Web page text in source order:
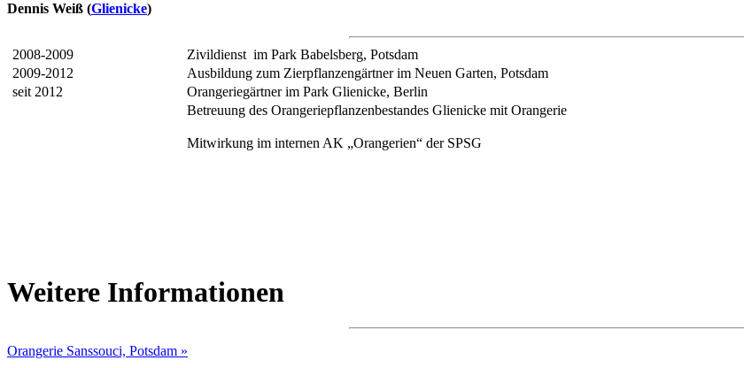
Dennis Weiß (Glienicke)
2008-2009
Zivildienst im Park Babelsberg, Potsdam
2009-2012
Ausbildung zum Zierpflanzengärtner im Neuen Garten, Potsdam
seit 2012
Orangeriegärtner im Park Glienicke, Berlin
Betreuung des Orangeriepflanzenbestandes Glienicke mit Orangerie
Mitwirkung im internen AK „Orangerien“ der SPSG
Weitere Informationen
Orangerie Sanssouci, Potsdam »